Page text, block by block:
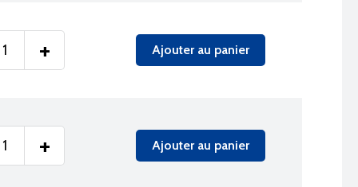
+ Ajouter au panier
+ Ajouter au panier